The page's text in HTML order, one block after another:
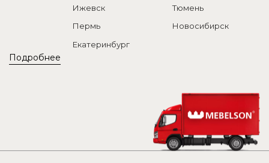
Подробнее
Ижевск
Тюмень
Пермь
Новосибирск
Екатеринбург